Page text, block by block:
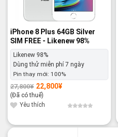
iPhone 8 Plus 64GB Silver
SIM FREE - Likenew 98%
Likenew 98%
Dùng thử miễn phí 7 ngày
Pin thay mới: 100%
27,800¥
Giá
gốc
là:
27,800¥.
22,800¥
Giá
hiện
tại
là:
22,800¥.
(Đã có thuế)
Yêu thích